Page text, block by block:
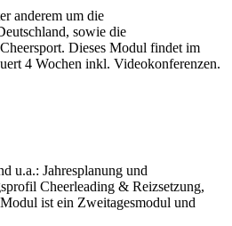
anderem um die
sowie die
Dieses Modul findet im
4 Wochen inkl. Videokonferenzen.
u.a.: Jahresplanung und
Cheerleading & Reizsetzung,
ist ein Zweitagesmodul und